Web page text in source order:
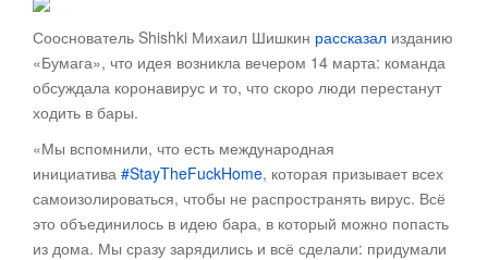
Сооснователь Shishki Михаил Шишкин рассказал изданию
«Бумага», что идея возникла вечером 14 марта: команда
обсуждала коронавирус и то, что скоро люди перестанут
ходить в бары.
«Мы вспомнили, что есть международная
инициатива #StayTheFuckHome, которая призывает всех
самоизолироваться, чтобы не распространять вирус. Всё
это объединилось в идею бара, в который можно попасть
из дома. Мы сразу зарядились и всё сделали: придумали